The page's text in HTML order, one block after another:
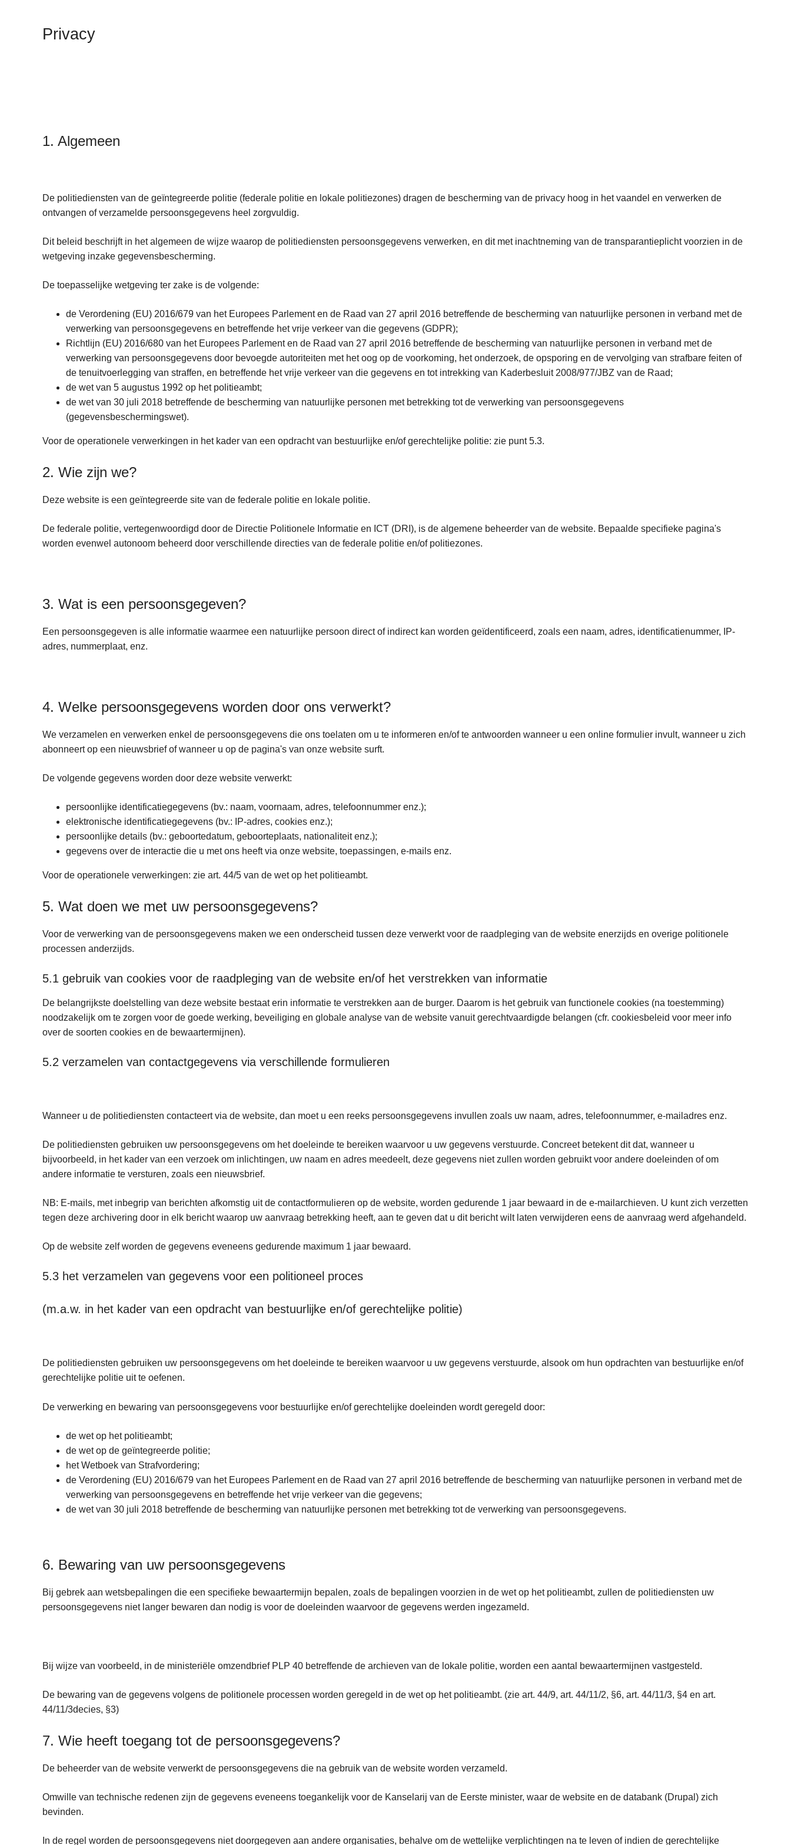
Privacy
1. Algemeen
De politiediensten van de geïntegreerde politie (federale politie en lokale politiezones) dragen de bescherming van de privacy hoog in het vaandel en verwerken de
ontvangen of verzamelde persoonsgegevens heel zorgvuldig.
Dit beleid beschrijft in het algemeen de wijze waarop de politiediensten persoonsgegevens verwerken, en dit met inachtneming van de transparantieplicht voorzien in de
wetgeving inzake gegevensbescherming.
De toepasselijke wetgeving ter zake is de volgende:
de Verordening (EU) 2016/679 van het Europees Parlement en de Raad van 27 april 2016 betreffende de bescherming van natuurlijke personen in verband met de
verwerking van persoonsgegevens en betreffende het vrije verkeer van die gegevens (GDPR);
Richtlijn (EU) 2016/680 van het Europees Parlement en de Raad van 27 april 2016 betreffende de bescherming van natuurlijke personen in verband met de
verwerking van persoonsgegevens door bevoegde autoriteiten met het oog op de voorkoming, het onderzoek, de opsporing en de vervolging van strafbare feiten of
de tenuitvoerlegging van straffen, en betreffende het vrije verkeer van die gegevens en tot intrekking van Kaderbesluit 2008/977/JBZ van de Raad;
de wet van 5 augustus 1992 op het politieambt;
de wet van 30 juli 2018 betreffende de bescherming van natuurlijke personen met betrekking tot de verwerking van persoonsgegevens
(gegevensbeschermingswet).
Voor de operationele verwerkingen in het kader van een opdracht van bestuurlijke en/of gerechtelijke politie: zie punt 5.3.
2. Wie zijn we?
Deze website is een geïntegreerde site van de federale politie en lokale politie.
De federale politie, vertegenwoordigd door de Directie Politionele Informatie en ICT (DRI), is de algemene beheerder van de website. Bepaalde specifieke pagina's
worden evenwel autonoom beheerd door verschillende directies van de federale politie en/of politiezones.
3. Wat is een persoonsgegeven?
Een persoonsgegeven is alle informatie waarmee een natuurlijke persoon direct of indirect kan worden geïdentificeerd, zoals een naam, adres, identificatienummer, IP-
adres, nummerplaat, enz.
4. Welke persoonsgegevens worden door ons verwerkt?
We verzamelen en verwerken enkel de persoonsgegevens die ons toelaten om u te informeren en/of te antwoorden wanneer u een online formulier invult, wanneer u zich
abonneert op een nieuwsbrief of wanneer u op de pagina's van onze website surft.
De volgende gegevens worden door deze website verwerkt:
persoonlijke identificatiegegevens (bv.: naam, voornaam, adres, telefoonnummer enz.);
elektronische identificatiegegevens (bv.: IP-adres, cookies enz.);
persoonlijke details (bv.: geboortedatum, geboorteplaats, nationaliteit enz.);
gegevens over de interactie die u met ons heeft via onze website, toepassingen, e-mails enz.
Voor de operationele verwerkingen: zie art. 44/5 van de wet op het politieambt.
5. Wat doen we met uw persoonsgegevens?
Voor de verwerking van de persoonsgegevens maken we een onderscheid tussen deze verwerkt voor de raadpleging van de website enerzijds en overige politionele
processen anderzijds.
5.1 gebruik van cookies voor de raadpleging van de website en/of het verstrekken van informatie
De belangrijkste doelstelling van deze website bestaat erin informatie te verstrekken aan de burger. Daarom is het gebruik van functionele cookies (na toestemming)
noodzakelijk om te zorgen voor de goede werking, beveiliging en globale analyse van de website vanuit gerechtvaardigde belangen (cfr. cookiesbeleid voor meer info
over de soorten cookies en de bewaartermijnen).
5.2 verzamelen van contactgegevens via verschillende formulieren
Wanneer u de politiediensten contacteert via de website, dan moet u een reeks persoonsgegevens invullen zoals uw naam, adres, telefoonnummer, e-mailadres enz.
De politiediensten gebruiken uw persoonsgegevens om het doeleinde te bereiken waarvoor u uw gegevens verstuurde. Concreet betekent dit dat, wanneer u
bijvoorbeeld, in het kader van een verzoek om inlichtingen, uw naam en adres meedeelt, deze gegevens niet zullen worden gebruikt voor andere doeleinden of om
andere informatie te versturen, zoals een nieuwsbrief.
NB: E-mails, met inbegrip van berichten afkomstig uit de contactformulieren op de website, worden gedurende 1 jaar bewaard in de e-mailarchieven. U kunt zich verzetten
tegen deze archivering door in elk bericht waarop uw aanvraag betrekking heeft, aan te geven dat u dit bericht wilt laten verwijderen eens de aanvraag werd afgehandeld.
Op de website zelf worden de gegevens eveneens gedurende maximum 1 jaar bewaard.
5.3 het verzamelen van gegevens voor een politioneel proces
(m.a.w. in het kader van een opdracht van bestuurlijke en/of gerechtelijke politie)
De politiediensten gebruiken uw persoonsgegevens om het doeleinde te bereiken waarvoor u uw gegevens verstuurde, alsook om hun opdrachten van bestuurlijke en/of
gerechtelijke politie uit te oefenen.
De verwerking en bewaring van persoonsgegevens voor bestuurlijke en/of gerechtelijke doeleinden wordt geregeld door:
de wet op het politieambt;
de wet op de geïntegreerde politie;
het Wetboek van Strafvordering;
de Verordening (EU) 2016/679 van het Europees Parlement en de Raad van 27 april 2016 betreffende de bescherming van natuurlijke personen in verband met de
verwerking van persoonsgegevens en betreffende het vrije verkeer van die gegevens;
de wet van 30 juli 2018 betreffende de bescherming van natuurlijke personen met betrekking tot de verwerking van persoonsgegevens.
6. Bewaring van uw persoonsgegevens
Bij gebrek aan wetsbepalingen die een specifieke bewaartermijn bepalen, zoals de bepalingen voorzien in de wet op het politieambt, zullen de politiediensten uw
persoonsgegevens niet langer bewaren dan nodig is voor de doeleinden waarvoor de gegevens werden ingezameld.
Bij wijze van voorbeeld, in de ministeriële omzendbrief PLP 40 betreffende de archieven van de lokale politie, worden een aantal bewaartermijnen vastgesteld.
De bewaring van de gegevens volgens de politionele processen worden geregeld in de wet op het politieambt. (zie art. 44/9, art. 44/11/2, §6, art. 44/11/3, §4 en art.
44/11/3decies, §3)
7. Wie heeft toegang tot de persoonsgegevens?
De beheerder van de website verwerkt de persoonsgegevens die na gebruik van de website worden verzameld.
Omwille van technische redenen zijn de gegevens eveneens toegankelijk voor de Kanselarij van de Eerste minister, waar de website en de databank (Drupal) zich
bevinden.
In de regel worden de persoonsgegevens niet doorgegeven aan andere organisaties, behalve om de wettelijke verplichtingen na te leven of indien de gerechtelijke